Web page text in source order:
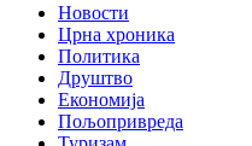
Новости
Црна хроника
Политика
Друштво
Економија
Пољопривреда